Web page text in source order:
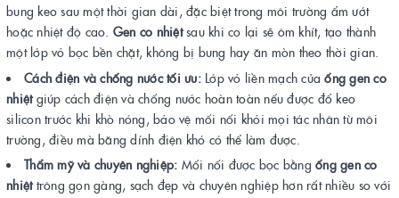
bung keo sau một thời gian dài, đặc biệt trong môi trường ẩm ướt
hoặc nhiệt độ cao. Gen co nhiệtsau khi co lại sẽ ôm khít, tạo thành
một lớp vỏ bọc bền chặt, không bị bung hay ăn mòn theo thời gian.
Cách điện và chống nước tối ưu:Lớp vỏ liền mạch củaống gen co
nhiệtgiúp cách điện và chống nước hoàn toàn nếu được đổ keo
silicon trước khi khò nóng, bảo vệ mối nối khỏi mọi tác nhân từ môi
trường, điều mà băng dính điện khó có thể làm được.
Thẩm mỹ và chuyên nghiệp: Mối nối được bọc bằng ống gen co
nhiệttrông gọn gàng, sạch đẹp và chuyên nghiệp hơn rất nhiều so với